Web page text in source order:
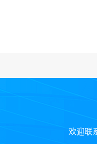
欢迎联